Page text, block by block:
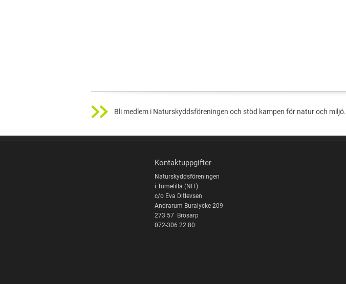
Bli medlem i Naturskyddsföreningen och stöd kampen för natur och miljö.
Kontaktuppgifter
Naturskyddsföreningen
i Tomelilla (NIT)
c/o Eva Ditlevsen
Andrarum Buralycke 209
273 57 Brösarp
072-306 22 80